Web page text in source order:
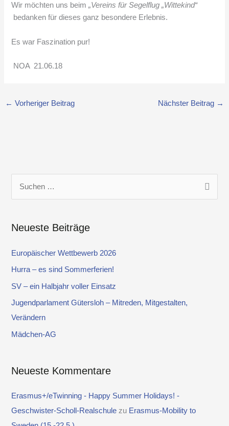
Wir möchten uns beim„Vereins für Segelflug „Wittekind“
bedanken für dieses ganz besondere Erlebnis.
Es war Faszination pur!
NOA 21.06.18
← Vorheriger Beitrag Nächster Beitrag →
h
e
c
h
:
Neueste Beiträge
Europäischer Wettbewerb 2026
Hurra – es sind Sommerferien!
SV – ein Halbjahr voller Einsatz
Jugendparlament Gütersloh – Mitreden, Mitgestalten,
Verändern
Mädchen-AG
Neueste Kommentare
Erasmus+/eTwinning - Happy Summer Holidays! -
Geschwister-Scholl-Realschule zu Erasmus-Mobility to